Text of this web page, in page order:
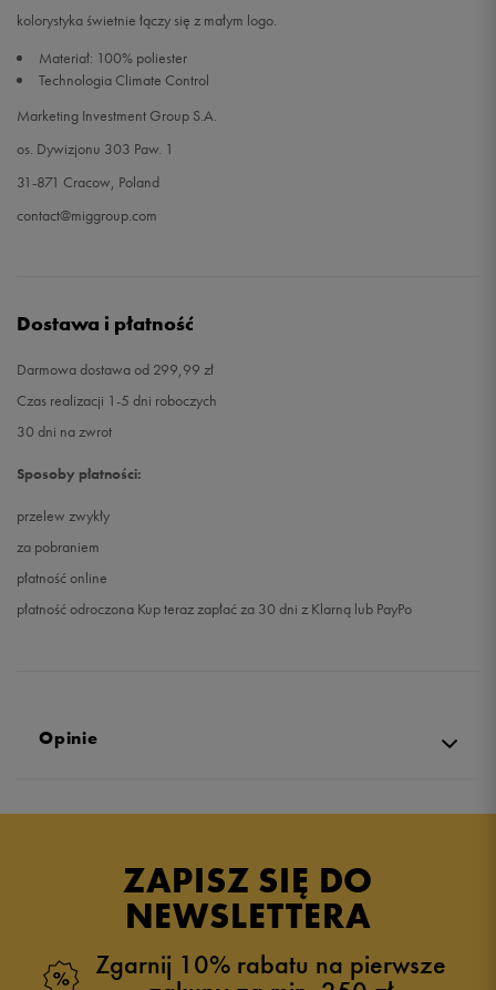
kolorystyka świetnie łączy się z małym logo.
Materiał: 100% poliester
Technologia Climate Control
Marketing Investment Group S.A.
os. Dywizjonu 303 Paw. 1
31-871 Cracow, Poland
contact@miggroup.com
Dostawa i płatność
Darmowa dostawa od 299,99 zł
Czas realizacji 1-5 dni roboczych
30 dni na zwrot
Sposoby płatności:
przelew zwykły
za pobraniem
płatność online
płatność odroczona Kup teraz zapłać za 30 dni z Klarną lub PayPo
Opinie
ZAPISZ SIĘ DO
NEWSLETTERA
Zgarnij 10% rabatu na pierwsze